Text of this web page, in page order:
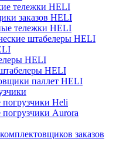
тележки HELI
заказов HELI
тележки HELI
штабелеры HELI
HELI
HELI
паллет HELI
Heli
Aurora
заказов